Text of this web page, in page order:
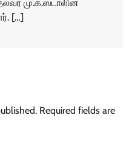
மு.க.ஸ்டாலின்
[…]
Required fields are